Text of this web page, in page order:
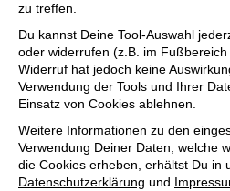
zu treffen.
Du kannst Deine Tool-Auswahl
oder widerrufen (z.B. im
Widerruf hat jedoch keine
Verwendung der Tools und Ihrer
Einsatz von Cookies ablehnen.
Weitere Informationen zu den
Verwendung Deiner Daten, welche
die Cookies erheben, erhältst Du in
Datenschutzerklärung und